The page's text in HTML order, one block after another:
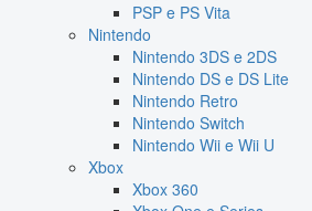
PSP e PS Vita
Nintendo
Nintendo 3DS e 2DS
Nintendo DS e DS Lite
Nintendo Retro
Nintendo Switch
Nintendo Wii e Wii U
Xbox
Xbox 360